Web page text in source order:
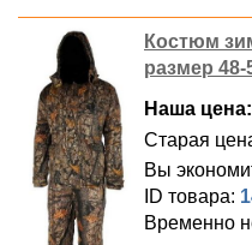
Костюм
размер 48-
Наша цена:
Старая
Вы
ID товара:
Временно